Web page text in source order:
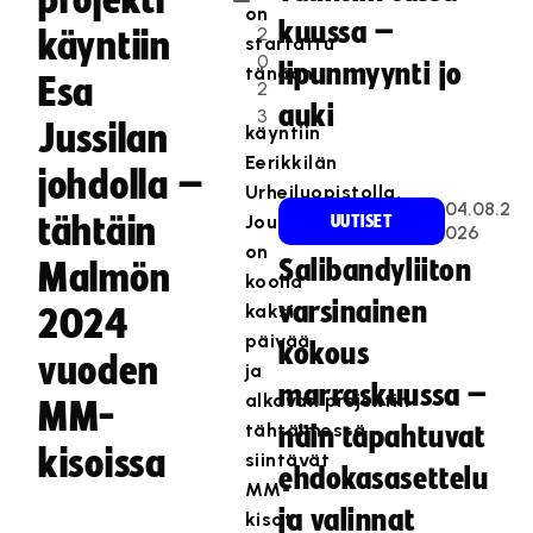
käyntiin
Esa
Jussilan
johdolla –
tähtäin
Malmön
2024
vuoden
MM-
kisoissa
.
2
0
2
3
on
startattu
tänään
käyntiin
Eerikkilän
Urheiluopistolla.
Joukkue
on
koolla
kaksi
päivää
ja
alkavan projektin
tähtäimessä
siintävät
MM-
kisat
kuussa –
lipunmyynti jo
auki
UUTISET
04.08.2
026
Salibandyliiton
varsinainen
kokous
marraskuussa –
näin tapahtuvat
ehdokasasettelu
ja valinnat